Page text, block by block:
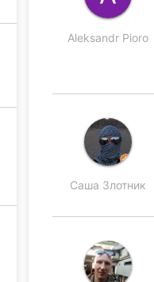
Aleksandr Pioro
Саша Злотник